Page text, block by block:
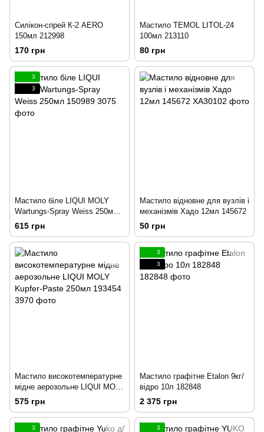
Силікон-спрей К-2 AERO
150мл 212998
170 грн
Мастило TEMOL LITOL-24
100мл 213110
80 грн
3
3
Мастило біле LIQUI MOLY
Wartungs-Spray Weiss 250мл
150989
615 грн
Мастило відновне для вузлів і
механізмів Хадо 12мл 145672
50 грн
Мастило високотемпературне
мідне аерозольне LIQUI MOLY
Kupfer-Paste 250мл 193454
575 грн
3
3
Мастило графітне Etalon 9кг/
відро 10л 182848
2 375 грн
3
3